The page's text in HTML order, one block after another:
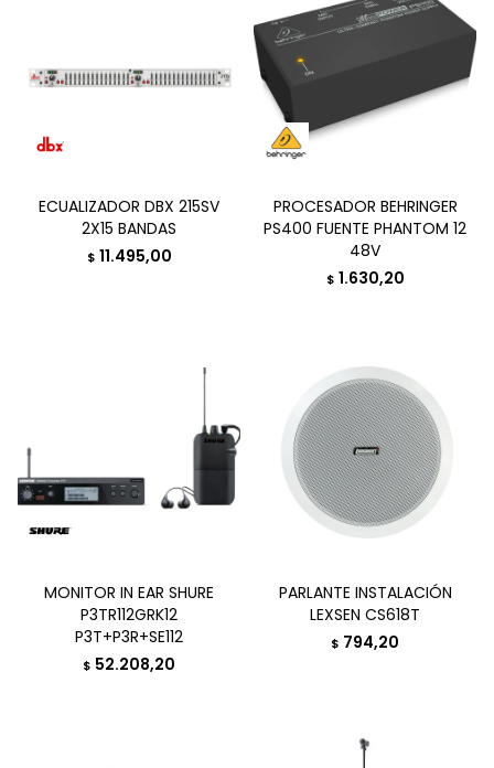
ECUALIZADOR DBX 215SV
2X15 BANDAS
$ 11.495,00
PROCESADOR BEHRINGER
PS400 FUENTE PHANTOM 12
48V
$ 1.630,20
MONITOR IN EAR SHURE
P3TR112GRK12
P3T+P3R+SE112
$ 52.208,20
PARLANTE INSTALACIÓN
LEXSEN CS618T
$ 794,20